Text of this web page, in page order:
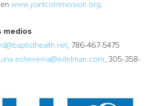
www.jointcommission.org
medios
, 786-467-5475
Luna.echeverria@edelman.com , 305-358-